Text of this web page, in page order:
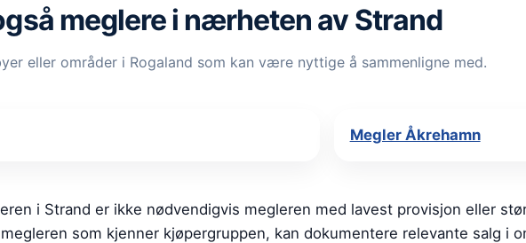
meglere i nærheten av Strand
eller områder i Rogaland som kan være nyttige å sammenligne med.
Megler Åkrehamn
i Strand er ikke nødvendigvis megleren med lavest provisjon eller
som kjenner kjøpergruppen, kan dokumentere relevante salg i